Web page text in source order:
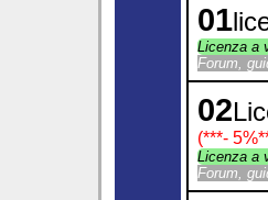
01
Licenza a
Forum,
02
(***- 5%
Licenza a
Forum,